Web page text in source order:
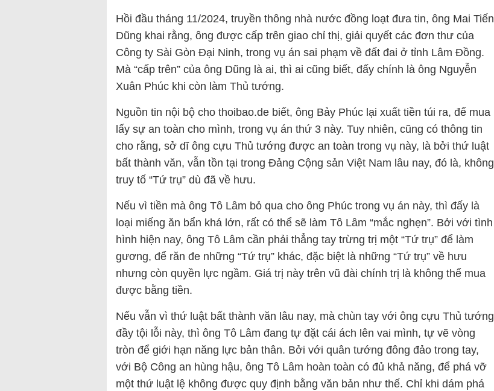
Hồi đầu tháng 11/2024, truyền thông nhà nước đồng loạt đưa tin, ông Mai Tiến
Dũng khai rằng, ông được cấp trên giao chỉ thị, giải quyết các đơn thư của
Công ty Sài Gòn Đại Ninh, trong vụ án sai phạm về đất đai ở tỉnh Lâm Đồng.
Mà “cấp trên” của ông Dũng là ai, thì ai cũng biết, đấy chính là ông Nguyễn
Xuân Phúc khi còn làm Thủ tướng.
Nguồn tin nội bộ cho thoibao.de biết, ông Bảy Phúc lại xuất tiền túi ra, để mua
lấy sự an toàn cho mình, trong vụ án thứ 3 này. Tuy nhiên, cũng có thông tin
cho rằng, sở dĩ ông cựu Thủ tướng được an toàn trong vụ này, là bởi thứ luật
bất thành văn, vẫn tồn tại trong Đảng Cộng sản Việt Nam lâu nay, đó là, không
truy tố “Tứ trụ” dù đã về hưu.
Nếu vì tiền mà ông Tô Lâm bỏ qua cho ông Phúc trong vụ án này, thì đấy là
loại miếng ăn bẩn khá lớn, rất có thể sẽ làm Tô Lâm “mắc nghẹn”. Bởi với tình
hình hiện nay, ông Tô Lâm cần phải thẳng tay trừng trị một “Tứ trụ” để làm
gương, để răn đe những “Tứ trụ” khác, đặc biệt là những “Tứ trụ” về hưu
nhưng còn quyền lực ngầm. Giá trị này trên vũ đài chính trị là không thể mua
được bằng tiền.
Nếu vẫn vì thứ luật bất thành văn lâu nay, mà chùn tay với ông cựu Thủ tướng
đầy tội lỗi này, thì ông Tô Lâm đang tự đặt cái ách lên vai mình, tự vẽ vòng
tròn để giới hạn năng lực bản thân. Bởi với quân tướng đông đảo trong tay,
với Bộ Công an hùng hậu, ông Tô Lâm hoàn toàn có đủ khả năng, để phá vỡ
một thứ luật lệ không được quy định bằng văn bản như thế. Chỉ khi dám phá